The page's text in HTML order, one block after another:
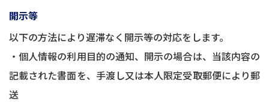
開示等
以下の方法により遅滞なく開示等の対応をします。
・個人情報の利用目的の通知、開示の場合は、当該内容の
記載された書面を、手渡し又は本人限定受取郵便により郵
送